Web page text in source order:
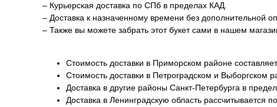
– Курьерская доставка по СПб в пределах КАД.
– Доставка к назначенному времени без дополнительной
– Также вы можете забрать этот букет сами в нашем
Стоимость доставки в Приморском районе
Стоимость доставки в Петроградском и Выборгском
Доставка в другие районы Санкт-Петербурга в
Доставка в Ленинградскую область рассчитывается